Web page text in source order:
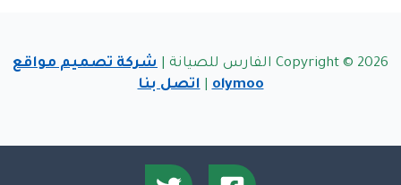
Copyright © 2026 الفارس للصيانة |
شركة تصميم مواقع
olymoo
|اتصل بنا